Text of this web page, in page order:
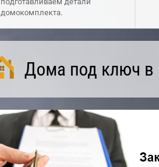
домокомплекта.
Дома под ключ в